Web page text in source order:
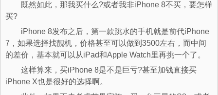
既然如此，那我买什么?或者我非iPhone 8不买，要怎样
买?
iPhone 8发布之后，第一款跳水的手机就是前代iPhone
7，如果选择找靓机，价格甚至可以做到3500左右，而中间
的差价，基本就可以从iPad和Apple Watch里再挑一个了。
这样算来，买iPhone 8是不是巨亏?甚至加钱直接买
iPhone X也是很好的选择啊。